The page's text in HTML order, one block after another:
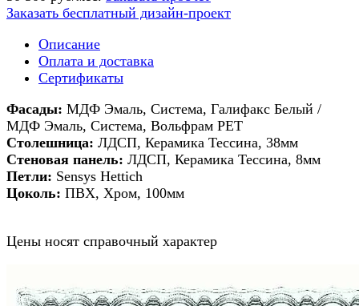
Заказать бесплатный дизайн-проект
Описание
Оплата и доставка
Сертификаты
Фасады: МДФ Эмаль, Система, Галифакс Белый /
МДФ Эмаль, Система, Вольфрам PET
Столешница: ЛДСП, Керамика Тессина, 38мм
Стеновая панель: ЛДСП, Керамика Тессина, 8мм
Петли: Sensys Hettich
Цоколь: ПВХ, Хром, 100мм
Цены носят справочный характер